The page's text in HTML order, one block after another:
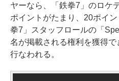
ヤーなら、「鉄拳7」のロケ
ポイントがたまり、20ポイ
拳7」スタッフロールの「
名が掲載される権利を獲得
行なわれる。